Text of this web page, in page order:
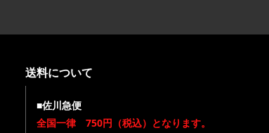
送料について
■佐川急便
全国一律 750円（税込）となります。